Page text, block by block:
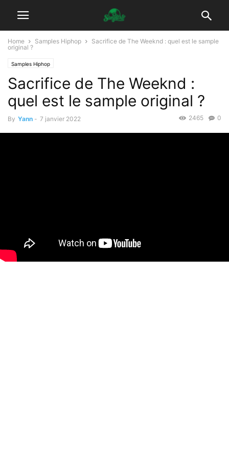
Home Samples Hiphop
Sacrifice de The Weeknd : quel est le sample
original ?
Samples Hiphop
Sacrifice de The Weeknd :
quel est le sample original ?
By Yann - 7 janvier 2022 0
2465